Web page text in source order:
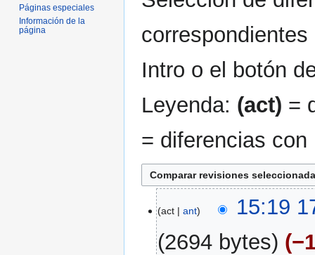
Intro o el botón
Leyenda: (act) =
= diferencias
jul
2025
act ant
15:19
2694 bytes
Páginas especiales
Información de la
página